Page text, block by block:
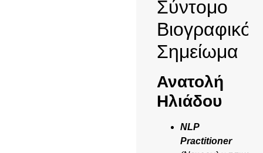
Σύντομο
Βιογραφικό
Σημείωμα
Ανατολή
Ηλιάδου
NLP
Practitioner